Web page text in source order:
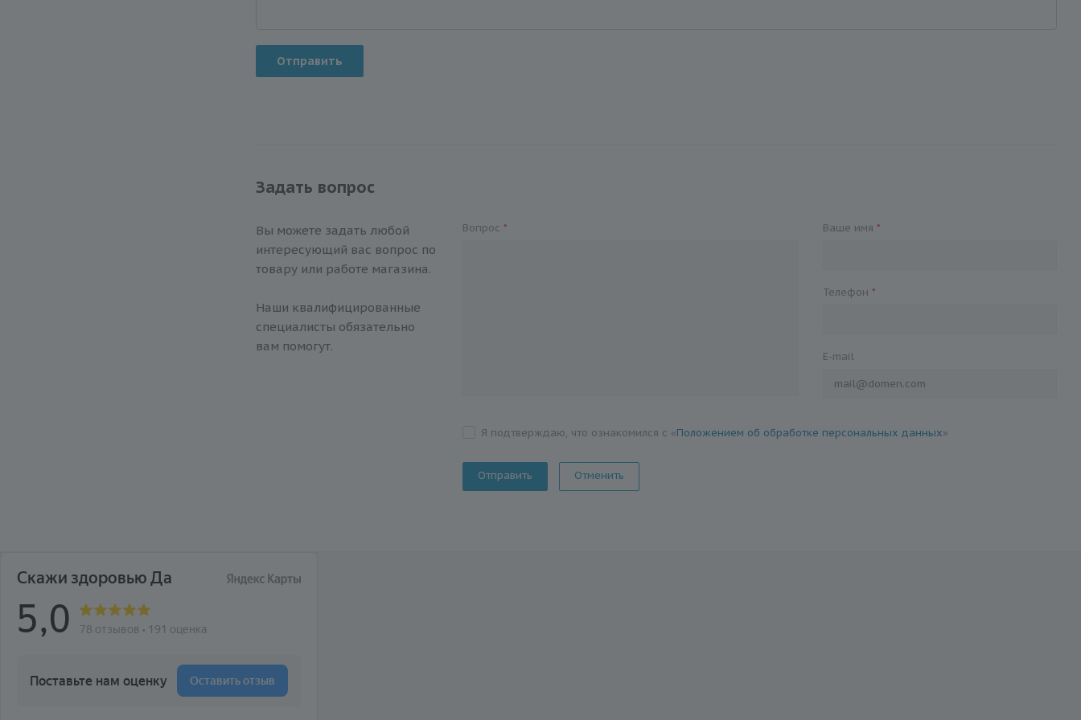
Отправить
Задать вопрос
Вы можете задать любой
интересующий вас вопрос по
товару или работе магазина.
Наши квалифицированные
специалисты обязательно
вам помогут.
Вопрос * Ваше имя*
Телефон*
E-mail
Я подтверждаю, что ознакомился с «Положением об обработке персональных данных»
Отменить